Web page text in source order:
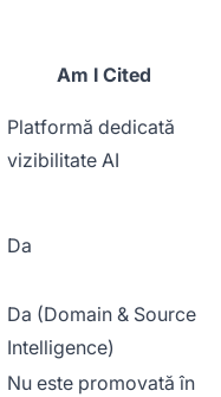
Am I Cited
Platformă dedicată
vizibilitate AI
Da
Da (Domain & Source
Intelligence)
Nu este promovată în